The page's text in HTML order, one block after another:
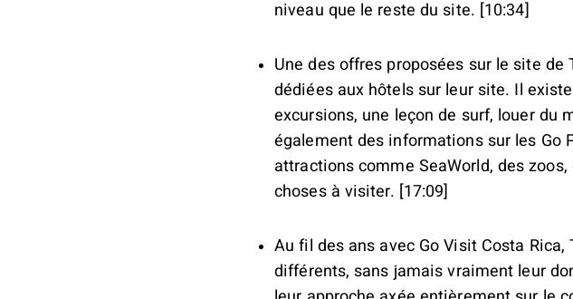
niveau que le reste du site. [10:34]
Une des offres proposées sur le site de
dédiées aux hôtels sur leur site. Il
excursions, une leçon de surf, louer du
également des informations sur les Go
attractions comme SeaWorld, des
choses à visiter. [17:09]
Au fil des ans avec Go Visit Costa
différents, sans jamais vraiment leur